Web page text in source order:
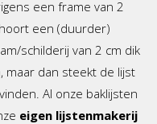
een frame van 2
een (duurder)
schilderij van 2 cm dik
maar dan steekt de lijst
Al onze baklijsten
eigen lijstenmakerij